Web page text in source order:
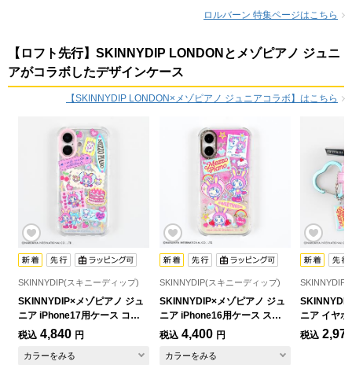
ロルバーン 特集ページはこちら
【ロフト先行】SKINNYDIP LONDONとメゾピアノ ジュニ
アがコラボしたデザインケース
【SKINNYDIP LONDON×メゾピアノ ジュニアコラボ】はこちら
SKINNYDIP(スキニーディップ)
SKINNYDIP×メゾピアノ ジュ
ニア iPhone17用ケース コケ
ット
税込 4,840 円
カラーをみる
SKINNYDIP(スキニーディップ)
SKINNYDIP×メゾピアノ ジュ
ニア iPhone16用ケース スウ
ィート
税込 4,400 円
カラーをみる
SKINNYDIP(
ニア イヤ
ト
税込